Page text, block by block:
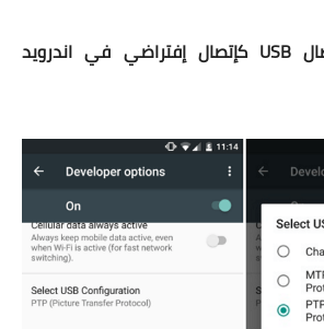
2. تعيين نوع الإتصال USB كإتصال إفتراضي في اندرويد